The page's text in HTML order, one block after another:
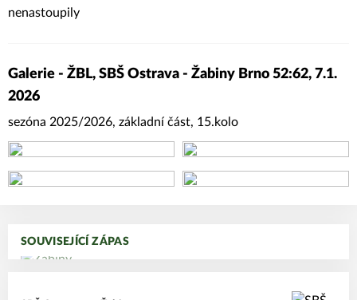
SOUVISEJÍCÍ ZÁPAS
nenastoupily
Galerie - ŽBL, SBŠ Ostrava - Žabiny Brno 52:62, 7.1.
2026
sezóna 2025/2026, základní část, 15.kolo